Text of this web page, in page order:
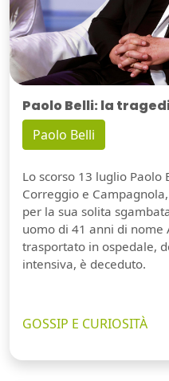
Paolo Belli: la
Paolo Belli
Lo scorso 13 luglio
Correggio e
per la sua solita
uomo di 41 anni di nome
trasportato in ospedale,
intensiva, è deceduto.
GOSSIP E CURIOSITÀ